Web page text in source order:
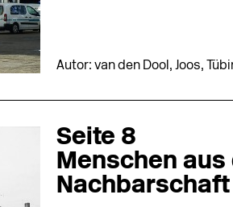
Autor: van den Dool, Joos,
Seite 8
Menschen aus
Nachbarschaft